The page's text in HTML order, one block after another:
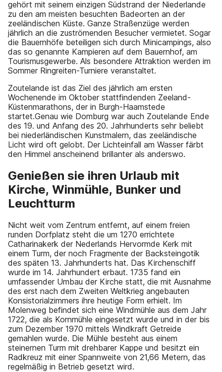
gehört mit seinem einzigen Südstrand der Niederlande
zu den am meisten besuchten Badeorten an der
zeeländischen Küste. Ganze Straßenzüge werden
jährlich an die zuströmenden Besucher vermietet. Sogar
die Bauernhöfe beteiligen sich durch Minicampings, also
das so genannte Kampieren auf dem Bauernhof, am
Tourismusgewerbe. Als besondere Attraktion werden im
Sommer Ringreiten-Turniere veranstaltet.
Zoutelande ist das Ziel des jährlich am ersten
Wochenende im Oktober stattfindenden Zeeland-
Küstenmarathons, der in Burgh-Haamstede
startet.Genau wie Domburg war auch Zoutelande Ende
des 19. und Anfang des 20. Jahrhunderts sehr beliebt
bei niederländischen Kunstmalern, das zeeländische
Licht wird oft gelobt. Der Lichteinfall am Wasser färbt
den Himmel anscheinend brillanter als anderswo.
Genießen sie ihren Urlaub mit
Kirche, Winmühle, Bunker und
Leuchtturm
Nicht weit vom Zentrum entfernt, auf einem freien
runden Dorfplatz steht die um 1270 errichtete
Catharinakerk der Nederlands Hervormde Kerk mit
einem Turm, der noch Fragmente der Backsteingotik
des späten 13. Jahrhunderts hat. Das Kirchenschiff
wurde im 14. Jahrhundert erbaut. 1735 fand ein
umfassender Umbau der Kirche statt, die mit Ausnahme
des erst nach dem Zweiten Weltkrieg angebauten
Konsistorialzimmers ihre heutige Form erhielt. Im
Molenweg befindet sich eine Windmühle aus dem Jahr
1722, die als Kornmühle eingesetzt wurde und in der bis
zum Dezember 1970 mittels Windkraft Getreide
gemahlen wurde. Die Mühle besteht aus einem
steinernen Turm mit drehbarer Kappe und besitzt ein
Radkreuz mit einer Spannweite von 21,66 Metern, das
regelmäßig in Betrieb gesetzt wird.